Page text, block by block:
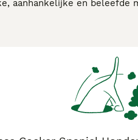
aanhankelijke en
een goede keuze als